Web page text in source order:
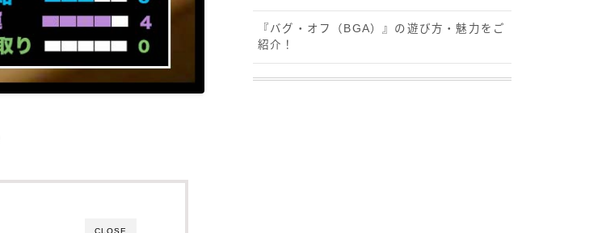
CLOSE
『バグ・オフ（BGA）』の遊び方・魅力をご
紹介！